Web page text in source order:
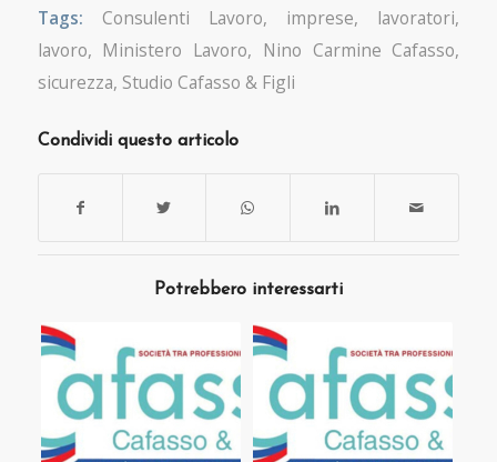
Tags: Consulenti Lavoro, imprese, lavoratori,
lavoro, Ministero Lavoro, Nino Carmine Cafasso,
sicurezza, Studio Cafasso & Figli
Condividi questo articolo
Potrebbero interessarti